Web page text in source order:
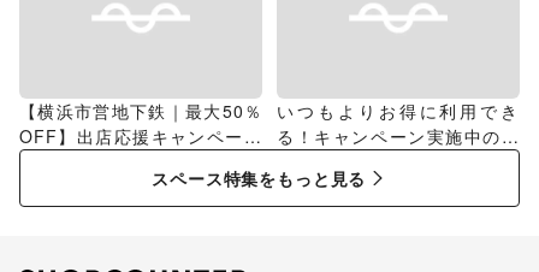
【横浜市営地下鉄｜最大50％
OFF】出店応援キャンペーン
特集
いつもよりお得に利用でき
る！キャンペーン実施中のス
スペース特集をもっと見る